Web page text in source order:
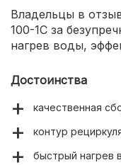
Владельцы в
100-1C за
нагрев воды,
Достоинства
качественная
контур
быстрый нагрев